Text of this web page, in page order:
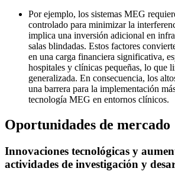
Por ejemplo, los sistemas MEG
controlado para minimizar la
implica una inversión adicional en
salas blindadas. Estos factores
en una carga financiera significativa,
hospitales y clínicas pequeñas, lo que
generalizada. En consecuencia, los
una barrera para la implementación
tecnología MEG en entornos clínicos.
Oportunidades de mercado
Innovaciones tecnológicas y
actividades de investigación y